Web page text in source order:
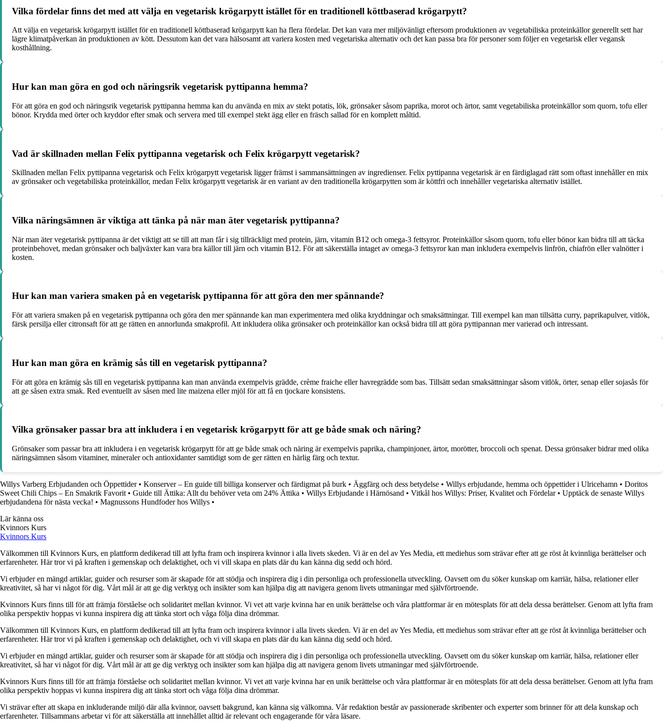
Vilka fördelar finns det med att välja en vegetarisk krögarpytt istället för en traditionell köttbaserad krögarpytt?
Att välja en vegetarisk krögarpytt istället för en traditionell köttbaserad krögarpytt kan ha flera fördelar. Det kan vara mer miljövänligt eftersom produktionen av vegetabiliska proteinkällor generellt sett har
lägre klimatpåverkan än produktionen av kött. Dessutom kan det vara hälsosamt att variera kosten med vegetariska alternativ och det kan passa bra för personer som följer en vegetarisk eller vegansk
kosthållning.
Hur kan man göra en god och näringsrik vegetarisk pyttipanna hemma?
För att göra en god och näringsrik vegetarisk pyttipanna hemma kan du använda en mix av stekt potatis, lök, grönsaker såsom paprika, morot och ärtor, samt vegetabiliska proteinkällor som quorn, tofu eller
bönor. Krydda med örter och kryddor efter smak och servera med till exempel stekt ägg eller en fräsch sallad för en komplett måltid.
Vad är skillnaden mellan Felix pyttipanna vegetarisk och Felix krögarpytt vegetarisk?
Skillnaden mellan Felix pyttipanna vegetarisk och Felix krögarpytt vegetarisk ligger främst i sammansättningen av ingredienser. Felix pyttipanna vegetarisk är en färdiglagad rätt som oftast innehåller en mix
av grönsaker och vegetabiliska proteinkällor, medan Felix krögarpytt vegetarisk är en variant av den traditionella krögarpytten som är köttfri och innehåller vegetariska alternativ istället.
Vilka näringsämnen är viktiga att tänka på när man äter vegetarisk pyttipanna?
När man äter vegetarisk pyttipanna är det viktigt att se till att man får i sig tillräckligt med protein, järn, vitamin B12 och omega-3 fettsyror. Proteinkällor såsom quorn, tofu eller bönor kan bidra till att täcka
proteinbehovet, medan grönsaker och baljväxter kan vara bra källor till järn och vitamin B12. För att säkerställa intaget av omega-3 fettsyror kan man inkludera exempelvis linfrön, chiafrön eller valnötter i
kosten.
Hur kan man variera smaken på en vegetarisk pyttipanna för att göra den mer spännande?
För att variera smaken på en vegetarisk pyttipanna och göra den mer spännande kan man experimentera med olika kryddningar och smaksättningar. Till exempel kan man tillsätta curry, paprikapulver, vitlök,
färsk persilja eller citronsaft för att ge rätten en annorlunda smakprofil. Att inkludera olika grönsaker och proteinkällor kan också bidra till att göra pyttipannan mer varierad och intressant.
Hur kan man göra en krämig sås till en vegetarisk pyttipanna?
För att göra en krämig sås till en vegetarisk pyttipanna kan man använda exempelvis grädde, crème fraiche eller havregrädde som bas. Tillsätt sedan smaksättningar såsom vitlök, örter, senap eller sojasås för
att ge såsen extra smak. Red eventuellt av såsen med lite maizena eller mjöl för att få en tjockare konsistens.
Vilka grönsaker passar bra att inkludera i en vegetarisk krögarpytt för att ge både smak och näring?
Grönsaker som passar bra att inkludera i en vegetarisk krögarpytt för att ge både smak och näring är exempelvis paprika, champinjoner, ärtor, morötter, broccoli och spenat. Dessa grönsaker bidrar med olika
näringsämnen såsom vitaminer, mineraler och antioxidanter samtidigt som de ger rätten en härlig färg och textur.
Willys Varberg Erbjudanden och Öppettider• Konserver – En guide till billiga konserver och färdigmat på burk • Äggfärg och dess betydelse • Willys erbjudande, hemma och öppettider i Ulricehamn • Doritos
Sweet Chili Chips – En Smakrik Favorit • Guide till Ättika: Allt du behöver veta om 24% Ättika • Willys Erbjudande i Härnösand • Vitkål hos Willys: Priser, Kvalitet och Fördelar• Upptäck de senaste Willys
erbjudandena för nästa vecka! • Magnussons Hundfoder hos Willys •
Lär känna oss
Kvinnors Kurs
Kvinnors Kurs
Välkommen till Kvinnors Kurs, en plattform dedikerad till att lyfta fram och inspirera kvinnor i alla livets skeden. Vi är en del av Yes Media, ett mediehus som strävar efter att ge röst åt kvinnliga berättelser och
erfarenheter. Här tror vi på kraften i gemenskap och delaktighet, och vi vill skapa en plats där du kan känna dig sedd och hörd.
Vi erbjuder en mängd artiklar, guider och resurser som är skapade för att stödja och inspirera dig i din personliga och professionella utveckling. Oavsett om du söker kunskap om karriär, hälsa, relationer eller
kreativitet, så har vi något för dig. Vårt mål är att ge dig verktyg och insikter som kan hjälpa dig att navigera genom livets utmaningar med självförtroende.
Kvinnors Kurs finns till för att främja förståelse och solidaritet mellan kvinnor. Vi vet att varje kvinna har en unik berättelse och våra plattformar är en mötesplats för att dela dessa berättelser. Genom att lyfta fram
olika perspektiv hoppas vi kunna inspirera dig att tänka stort och våga följa dina drömmar.
Välkommen till Kvinnors Kurs, en plattform dedikerad till att lyfta fram och inspirera kvinnor i alla livets skeden. Vi är en del av Yes Media, ett mediehus som strävar efter att ge röst åt kvinnliga berättelser och
erfarenheter. Här tror vi på kraften i gemenskap och delaktighet, och vi vill skapa en plats där du kan känna dig sedd och hörd.
Vi erbjuder en mängd artiklar, guider och resurser som är skapade för att stödja och inspirera dig i din personliga och professionella utveckling. Oavsett om du söker kunskap om karriär, hälsa, relationer eller
kreativitet, så har vi något för dig. Vårt mål är att ge dig verktyg och insikter som kan hjälpa dig att navigera genom livets utmaningar med självförtroende.
Kvinnors Kurs finns till för att främja förståelse och solidaritet mellan kvinnor. Vi vet att varje kvinna har en unik berättelse och våra plattformar är en mötesplats för att dela dessa berättelser. Genom att lyfta fram
olika perspektiv hoppas vi kunna inspirera dig att tänka stort och våga följa dina drömmar.
Vi strävar efter att skapa en inkluderande miljö där alla kvinnor, oavsett bakgrund, kan känna sig välkomna. Vår redaktion består av passionerade skribenter och experter som brinner för att dela kunskap och
erfarenheter. Tillsammans arbetar vi för att säkerställa att innehållet alltid är relevant och engagerande för våra läsare.